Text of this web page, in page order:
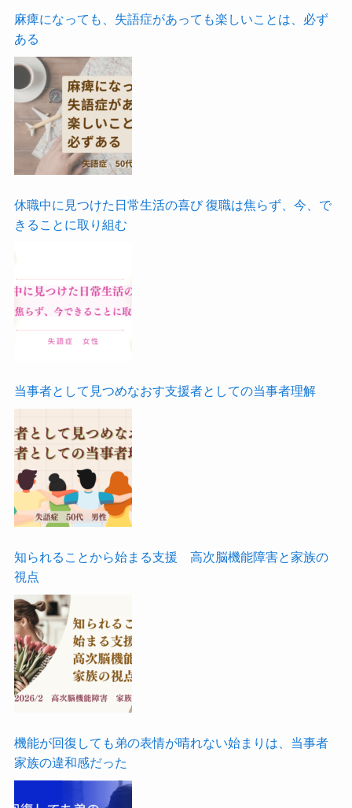
麻痺になっても、失語症があっても楽しいことは、必ず
ある
休職中に見つけた日常生活の喜び 復職は焦らず、今、で
きることに取り組む
当事者として見つめなおす支援者としての当事者理解
知られることから始まる支援 高次脳機能障害と家族の
視点
機能が回復しても弟の表情が晴れない始まりは、当事者
家族の違和感だった